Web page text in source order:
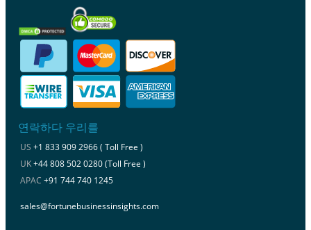
연락하다 우리를
US +1 833 909 2966 ( Toll Free )
UK+44 808 502 0280 (Toll Free )
APAC +91 744 740 1245
sales@fortunebusinessinsights.com